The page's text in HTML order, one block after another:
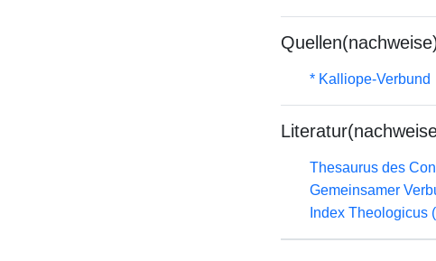
* Kalliope-Verbund
Thesaurus des
Gemeinsamer
Index Theologicus